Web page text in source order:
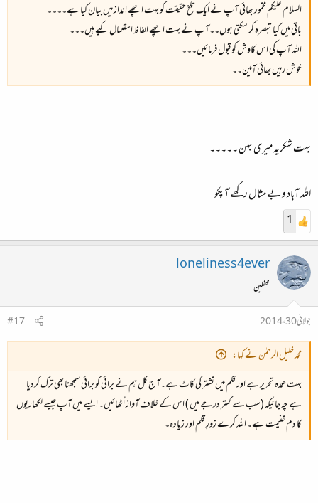
السلام علیکم مخمور بھائی آپ نے ایک تلخ حقیقت کو بہت اچھے انداز میں بیان کیا ہے۔۔۔۔
باقی میں کیا تبصرہ کر سکتی ہوں۔۔آپ نے بہت اچھے الفاظ استعمال کیے ہیں۔۔۔
اللہ آپ کی اس کاوش کو قبول فرمائیں۔۔۔
خوش رہیں بھائی آمین۔۔
بہت شکریہ میری بہن ۔۔۔۔۔
اللہ آباد و بے مثال رکھے آپکو
1
loneliness4ever
محفلین
جولائی 30، 2014
#17
محمد خلیل الرحمٰن نے کہا:
بہت عمدہ تحریر ہے اور قلم میں نشتر کی کاٹ ہے۔آج کل ہم نے برائی کو برائی سمجھنا بھی ترک کردیا
ہے چہ جائیکہ (سب سے کمتر درجے میں ) اس کے خلاف آواز اُٹھائیں۔ ایسے میں آپ جیسے لکھاریوں
کا دم غنیمت ہے۔ اللہ کرے زورِ قلم اور زیادہ۔